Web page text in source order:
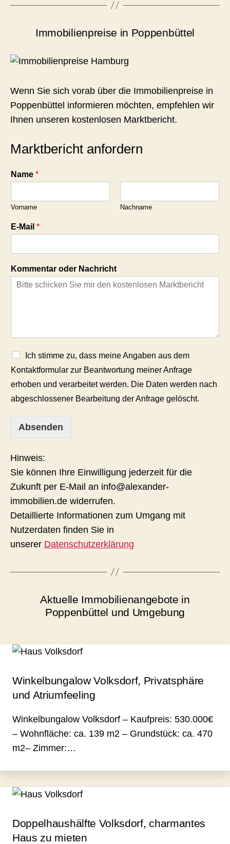
Immobilienpreise in Poppenbüttel
Wenn Sie sich vorab über die Immobilienpreise in
Poppenbüttel informieren möchten, empfehlen wir
Ihnen unseren kostenlosen Marktbericht.
Marktbericht anfordern
Name *
Vorname Nachname
E-Mail *
Kommentar oder Nachricht
Ich stimme zu, dass meine Angaben aus dem
Kontaktformular zur Beantwortung meiner Anfrage
erhoben und verarbeitet werden. Die Daten werden nach
abgeschlossener Bearbeitung der Anfrage gelöscht.
Absenden
Hinweis:
Sie können Ihre Einwilligung jederzeit für die
Zukunft per E-Mail an info@alexander-
immobilien.de widerrufen.
Detaillierte Informationen zum Umgang mit
Nutzerdaten finden Sie in
unserer Datenschutzerklärung
Aktuelle Immobilienangebote in
Poppenbüttel und Umgebung
Winkelbungalow Volksdorf, Privatsphäre
und Atriumfeeling
Winkelbungalow Volksdorf – Kaufpreis: 530.000€
– Wohnfläche: ca. 139 m2 – Grundstück: ca. 470
m2– Zimmer:…
Doppelhaushälfte Volksdorf, charmantes
Haus zu mieten